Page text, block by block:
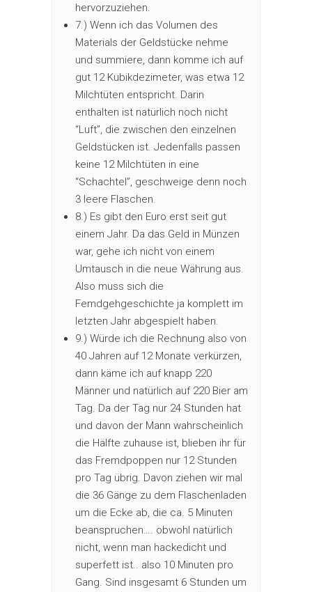
hervorzuziehen.
7.) Wenn ich das Volumen des
Materials der Geldstücke nehme
und summiere, dann komme ich auf
gut 12 Kubikdezimeter, was etwa 12
Milchtüten entspricht. Darin
enthalten ist natürlich noch nicht
“Luft”, die zwischen den einzelnen
Geldstücken ist. Jedenfalls passen
keine 12 Milchtüten in eine
“Schachtel”, geschweige denn noch
3 leere Flaschen.
8.) Es gibt den Euro erst seit gut
einem Jahr. Da das Geld in Münzen
war, gehe ich nicht von einem
Umtausch in die neue Währung aus.
Also muss sich die
Femdgehgeschichte ja komplett im
letzten Jahr abgespielt haben.
9.) Würde ich die Rechnung also von
40 Jahren auf 12 Monate verkürzen,
dann käme ich auf knapp 220
Männer und natürlich auf 220 Bier am
Tag. Da der Tag nur 24 Stunden hat
und davon der Mann wahrscheinlich
die Hälfte zuhause ist, blieben ihr für
das Fremdpoppen nur 12 Stunden
pro Tag übrig. Davon ziehen wir mal
die 36 Gänge zu dem Flaschenladen
um die Ecke ab, die ca. 5 Minuten
beanspruchen…. obwohl natürlich
nicht, wenn man hackedicht und
superfett ist.. also 10 Minuten pro
Gang. Sind insgesamt 6 Stunden um